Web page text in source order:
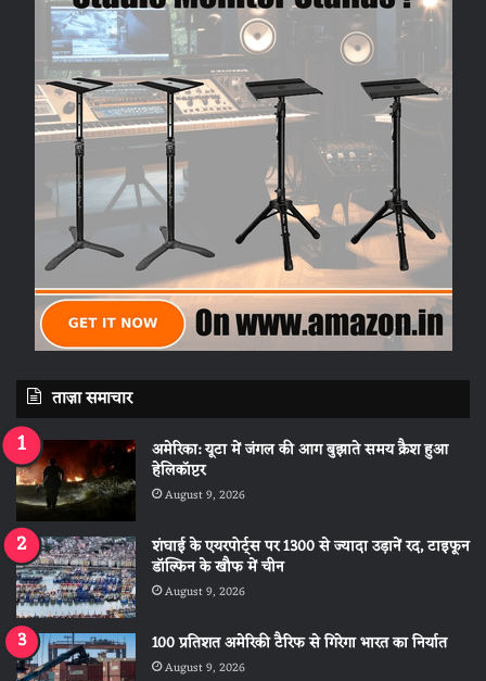
ताज़ा समाचार
अमेरिका: यूटा में जंगल की आग बुझाते समय क्रैश हुआ
हेलिकॉप्टर
August 9, 2026
शंघाई के एयरपोर्ट्स पर 1300 से ज्यादा उड़ानें रद, टाइफून
डॉल्फिन के खौफ में चीन
August 9, 2026
100 प्रतिशत अमेरिकी टैरिफ से गिरेगा भारत का निर्यात
August 9, 2026